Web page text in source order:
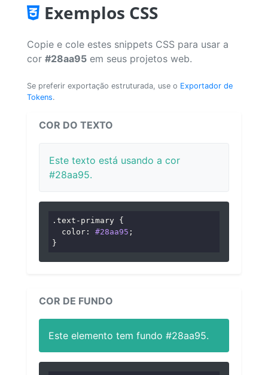
Exemplos CSS
Copie e cole estes snippets CSS para usar a
cor #28aa95 em seus projetos web.
Se preferir exportação estruturada, use o Exportador de
Tokens.
COR DO TEXTO
Este texto está usando a cor
#28aa95.
.text-primary {
color : #28aa95 ;
}
COR DE FUNDO
Este elemento tem fundo #28aa95.